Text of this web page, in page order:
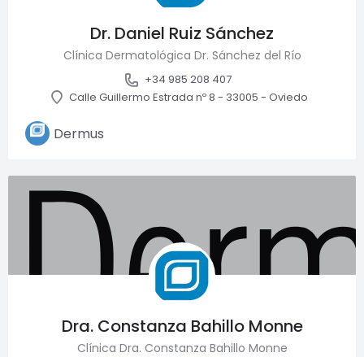
Dr. Daniel Ruiz Sánchez
Clínica Dermatológica Dr. Sánchez del Río
+34 985 208 407
Calle Guillermo Estrada nº 8 - 33005 - Oviedo
Dermus
Dra. Constanza Bahillo Monne
Clínica Dra. Constanza Bahillo Monne
Necesarias
para garantizar
el buen